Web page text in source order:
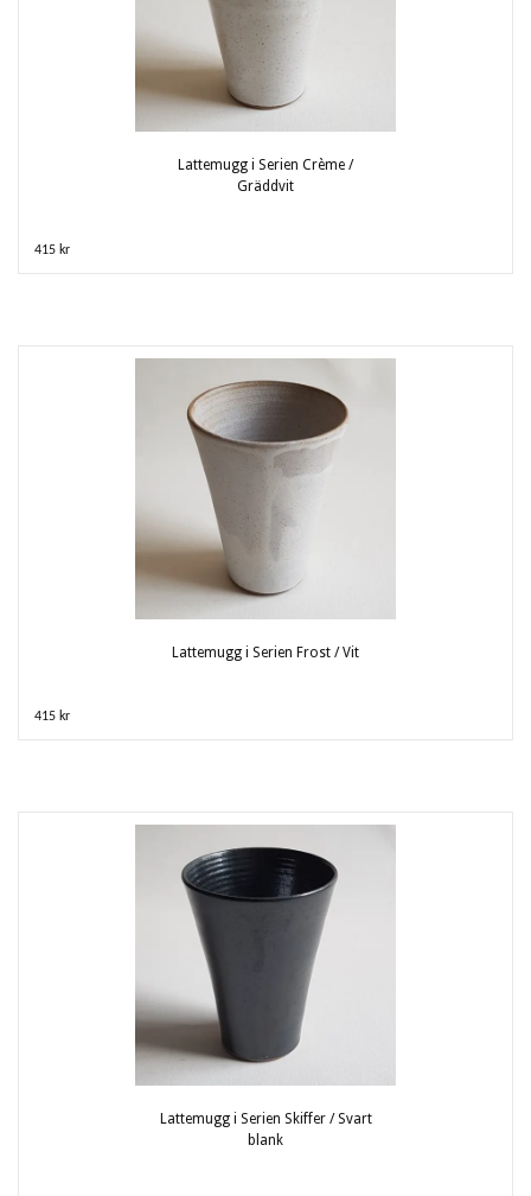
Lattemugg i Serien Crème /
Gräddvit
415 kr
Lattemugg i Serien Frost / Vit
415 kr
Lattemugg i Serien Skiffer / Svart
blank